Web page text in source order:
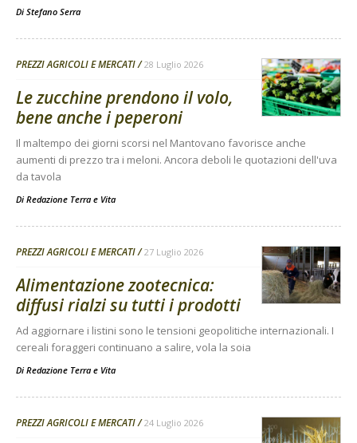
Di Stefano Serra
PREZZI AGRICOLI E MERCATI 28 Luglio 2026
Le zucchine prendono il volo,
bene anche i peperoni
Il maltempo dei giorni scorsi nel Mantovano favorisce anche
aumenti di prezzo tra i meloni. Ancora deboli le quotazioni dell'uva
da tavola
Di Redazione Terra e Vita
PREZZI AGRICOLI E MERCATI 27 Luglio 2026
Alimentazione zootecnica:
diffusi rialzi su tutti i prodotti
Ad aggiornare i listini sono le tensioni geopolitiche internazionali. I
cereali foraggeri continuano a salire, vola la soia
Di Redazione Terra e Vita
PREZZI AGRICOLI E MERCATI 24 Luglio 2026